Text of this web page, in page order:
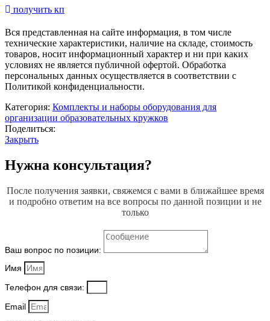
получить кп
Вся представленная на сайте информация, в том числе
технические характеристики, наличие на складе, стоимость
товаров, носит информационный характер и ни при каких
условиях не является публичной офертой. Обработка
персональных данных осуществляется в соответствии с
Политикой конфиденциальности.
Категория: Комплекты и наборы оборудования для
организации образовательных кружков
Поделиться:
Закрыть
Нужна консультация?
После получения заявки, свяжемся с вами в ближайшее время
и подробно ответим на все вопросы по данной позиции и не
только
Ваш вопрос по позиции:
Имя
Телефон для связи:
Email